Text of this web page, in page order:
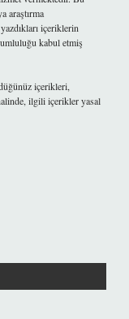
araştırma
içeriklerin
kabul etmiş
içerikleri,
ilgili içerikler yasal